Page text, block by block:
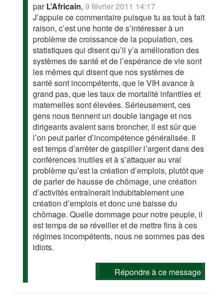
parL’Africain,9 février 2011 14:17
J’appuie ce commentaire puisque tu as tout à fait
raison, c’est une honte de s’intéresser à un
problème de croissance de la population, ces
statistiques qui disent qu’il y’a amélioration des
systèmes de santé et de l’espérance de vie sont
les mêmes qui disent que nos systèmes de
santé sont incompétents, que le VIH avance à
grand pas, que les taux de mortalité infantiles et
maternelles sont élevées. Sérieusement, ces
gens nous tiennent un double langage et nos
dirigeants avalent sans broncher, il est sûr que
l’on peut parler d’incompétence généralisée. Il
est temps d’arrêter de gaspiller l’argent dans des
conférences inutiles et à s’attaquer au vrai
problème qu’est la création d’emplois, plutôt que
de parler de hausse de chômage, une création
d’activités entraînerait indubitablement une
création d’emplois et donc une baisse du
chômage. Quelle dommage pour notre peuple, il
est temps de se réveiller et de mettre fins à ces
régimes incompétents, nous ne sommes pas des
idiots.
Répondre à ce message